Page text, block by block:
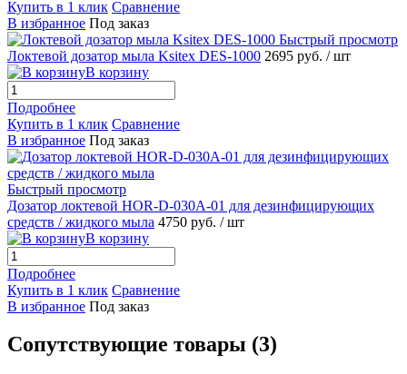
Купить в 1 клик Сравнение
В избранное Под заказ
Быстрый просмотр
Локтевой дозатор мыла Ksitex DES-1000 2695 руб. / шт
В корзину
Подробнее
Купить в 1 клик Сравнение
В избранное Под заказ
Быстрый просмотр
Дозатор локтевой HOR-D-030A-01 для дезинфицирующих
средств / жидкого мыла 4750 руб. / шт
В корзину
Подробнее
Купить в 1 клик Сравнение
В избранное Под заказ
Сопутствующие товары (3)